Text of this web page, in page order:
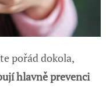
pořád dokola,
hlavně prevenci